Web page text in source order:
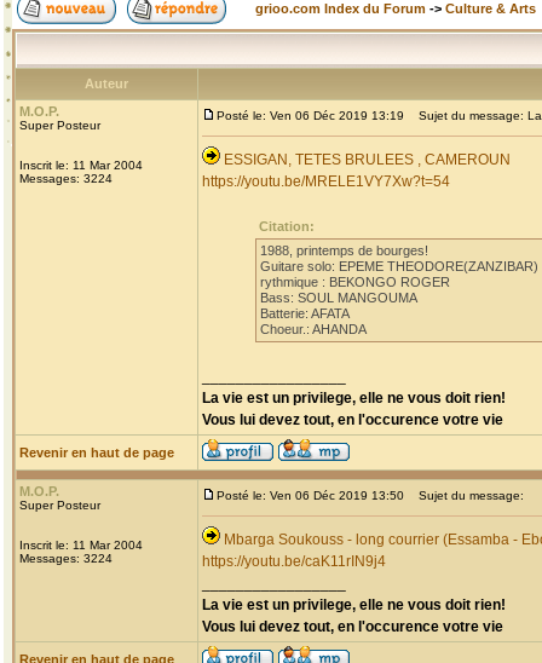
grioo.com Index du Forum -> Culture & Arts
Auteur
M.O.P.
Super Posteur
Inscrit le: 11 Mar 2004
Messages: 3224
Posté le: Ven 06 Déc 2019 13:19 Sujet du message:
ESSIGAN, TETES BRULEES , CAMEROUN
https://youtu.be/MRELE1VY7Xw?t=54
Citation:
1988, printemps de bourges!
Guitare solo: EPEME THEODORE(ZANZIBAR)
rythmique : BEKONGO ROGER
Bass: SOUL MANGOUMA
Batterie: AFATA
Choeur.: AHANDA
La vie est un privilege, elle ne vous doit rien!
Vous lui devez tout, en l'occurence votre vie
Revenir en haut de page
M.O.P.
Super Posteur
Inscrit le: 11 Mar 2004
Messages: 3224
Posté le: Ven 06 Déc 2019 13:50 Sujet du message:
Mbarga Soukouss - long courrier (Essamba -
https://youtu.be/caK11rIN9j4
La vie est un privilege, elle ne vous doit rien!
Vous lui devez tout, en l'occurence votre vie
Revenir en haut de page